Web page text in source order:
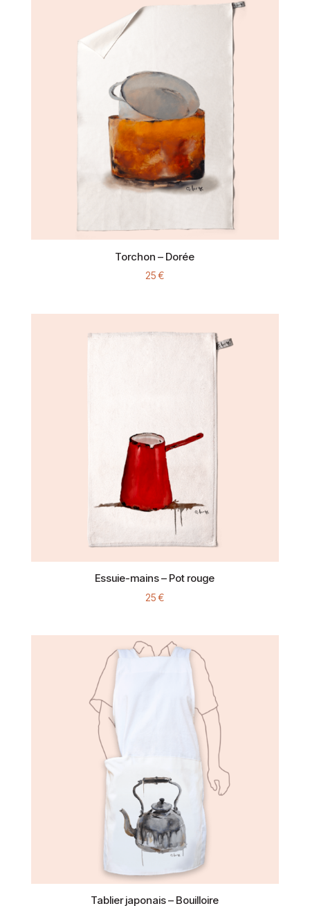
Torchon – Dorée
25€
Essuie-mains – Pot rouge
25€
Tablier japonais – Bouilloire